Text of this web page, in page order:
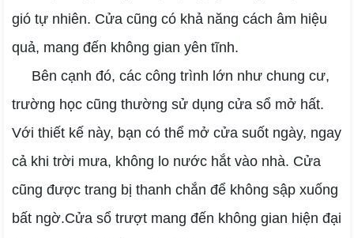
gió tự nhiên. Cửa cũng có khả năng cách âm hiệu
quả, mang đến không gian yên tĩnh.
Bên cạnh đó, các công trình lớn như chung cư,
trường học cũng thường sử dụng cửa sổ mở hất.
Với thiết kế này, bạn có thể mở cửa suốt ngày, ngay
cả khi trời mưa, không lo nước hắt vào nhà. Cửa
cũng được trang bị thanh chắn để không sập xuống
bất ngờ.Cửa sổ trượt mang đến không gian hiện đại